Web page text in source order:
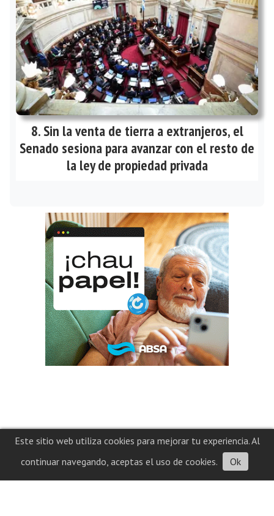
Sin la venta de tierra a extranjeros, el
Senado sesiona para avanzar con el resto de
la ley de propiedad privada
Este sitio web utiliza cookies para mejorar tu experiencia. Al
continuar navegando, aceptas el uso de cookies.
Ok